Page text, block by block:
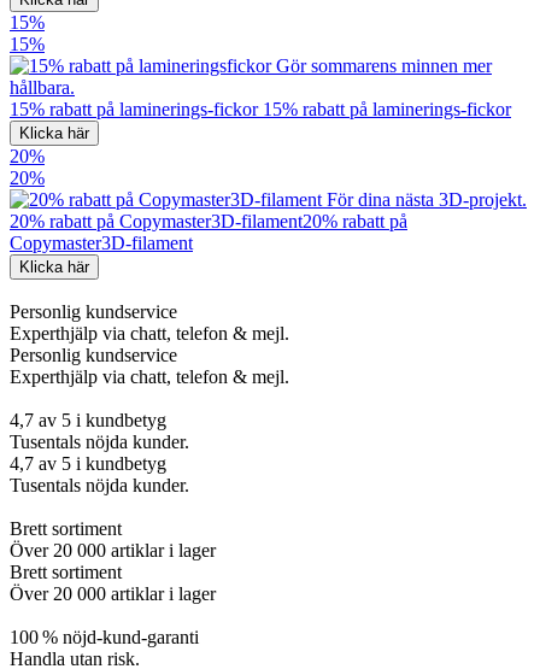
15%
15%
15% rabatt på laminerings-fickor 15% rabatt på laminerings-fickor
Klicka här
20%
20%
20% rabatt på Copymaster3D-filament20% rabatt på
Copymaster3D-filament
Klicka här
Personlig kundservice
Experthjälp via chatt, telefon & mejl.
Personlig kundservice
Experthjälp via chatt, telefon & mejl.
4,7 av 5 i kundbetyg
Tusentals nöjda kunder.
4,7 av 5 i kundbetyg
Tusentals nöjda kunder.
Brett sortiment
Över 20 000 artiklar i lager
Brett sortiment
Över 20 000 artiklar i lager
100 % nöjd-kund-garanti
Handla utan risk.